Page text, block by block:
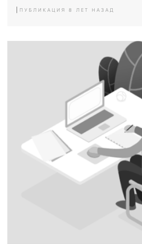
| ПУБЛИКАЦИЯ 8 ЛЕТ НАЗАД